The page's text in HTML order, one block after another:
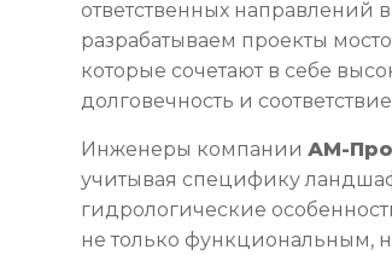
ответственных направлений
разрабатываем проекты
которые сочетают в себе
долговечность и
Инженеры компанииАМ-
учитывая специфику
гидрологические
не только функциональным,